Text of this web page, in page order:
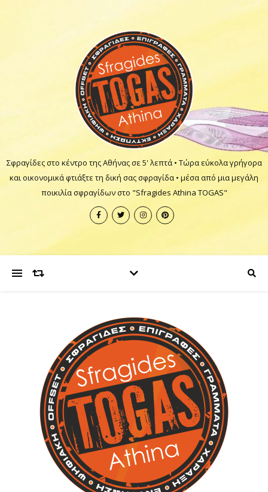
Σφραγίδες στο κέντρο της Αθήνας σε 5' λεπτά • Τώρα εύκολα γρήγορα
και οικονομικά φτιάξτε τη δική σας σφραγίδα • μέσα από μια μεγάλη
ποικιλία σφραγίδων στο "Sfragides Athina TOGAS"